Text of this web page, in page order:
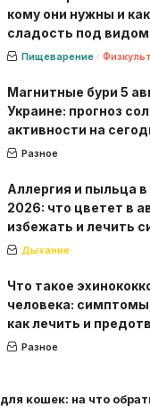
кому они нужны и
сладость под
Пищеварение
Магнитные бури 5
Украине: прогноз
активности на
Разное
Аллергия и пыльца
2026: что цветет в
избежать и лечить
Дыхание
Что такое
человека:
как лечить и
Разное
кошек: на что